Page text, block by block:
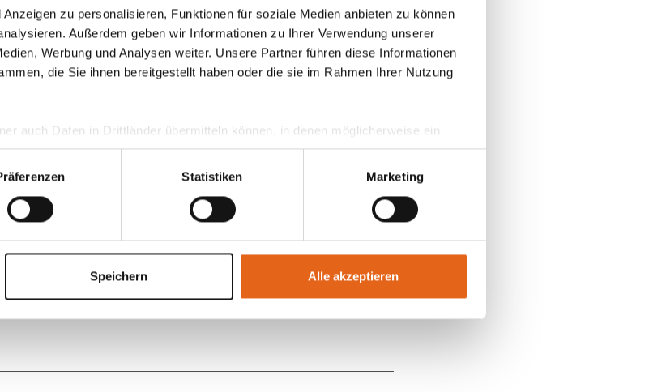
zu personalisieren, Funktionen für soziale Medien anbieten zu können
Außerdem geben wir Informationen zu Ihrer Verwendung unserer
Werbung und Analysen weiter. Unsere Partner führen diese Informationen
die Sie ihnen bereitgestellt haben oder die sie im Rahmen Ihrer Nutzung
auch Daten in Drittländer übermitteln können, in denen möglicherweise ein
der EU. Wir stellen sicher, dass die Übermittlung Ihrer Daten in
erfolgt und geeignete Schutzmaßnahmen getroffen werden.
wenn Sie unsere Webseite weiterhin nutzen.
Statistiken Marketing
Speichern Alle akzeptieren
um mehr über Haas Fertigbau und unsere
freuen uns darauf, Sie persönlich zu beraten
Wirklichkeit werden lassen können.